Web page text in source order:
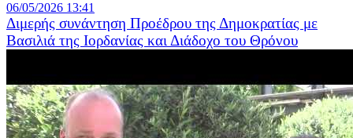
06/05/2026 13:41
Διμερής συνάντηση Προέδρου της Δημοκρατίας με
Βασιλιά της Ιορδανίας και Διάδοχο του Θρόνου